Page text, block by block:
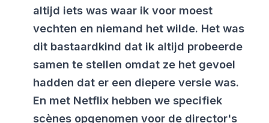
altijd iets was waar ik voor moest
vechten en niemand het wilde. Het was
dit bastaardkind dat ik altijd probeerde
samen te stellen omdat ze het gevoel
hadden dat er een diepere versie was.
En met Netflix hebben we specifiek
scènes opgenomen voor de director's